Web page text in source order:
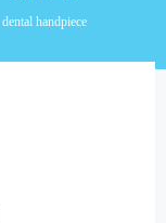
dental handpiece